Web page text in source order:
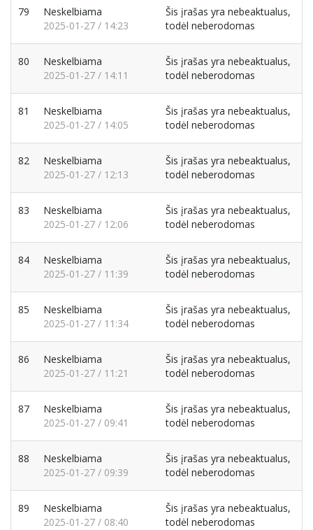
79
Neskelbiama
2025-01-27 / 14:23
Šis įrašas yra nebeaktualus,
todėl neberodomas
80
Neskelbiama
2025-01-27 / 14:11
Šis įrašas yra nebeaktualus,
todėl neberodomas
81
Neskelbiama
2025-01-27 / 14:05
Šis įrašas yra nebeaktualus,
todėl neberodomas
82
Neskelbiama
2025-01-27 / 12:13
Šis įrašas yra nebeaktualus,
todėl neberodomas
83
Neskelbiama
2025-01-27 / 12:06
Šis įrašas yra nebeaktualus,
todėl neberodomas
84
Neskelbiama
2025-01-27 / 11:39
Šis įrašas yra nebeaktualus,
todėl neberodomas
85
Neskelbiama
2025-01-27 / 11:34
Šis įrašas yra nebeaktualus,
todėl neberodomas
86
Neskelbiama
2025-01-27 / 11:21
Šis įrašas yra nebeaktualus,
todėl neberodomas
87
Neskelbiama
2025-01-27 / 09:41
Šis įrašas yra nebeaktualus,
todėl neberodomas
88
Neskelbiama
2025-01-27 / 09:39
Šis įrašas yra nebeaktualus,
todėl neberodomas
89
Neskelbiama
2025-01-27 / 08:40
Šis įrašas yra nebeaktualus,
todėl neberodomas